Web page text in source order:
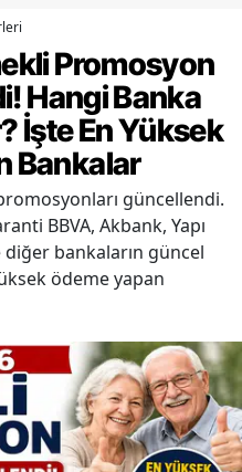
Promosyon
Hangi Banka
İşte En Yüksek
Bankalar
güncellendi.
BBVA, Akbank, Yapı
diğer bankaların güncel
ödeme yapan